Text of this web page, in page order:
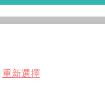
重新選擇